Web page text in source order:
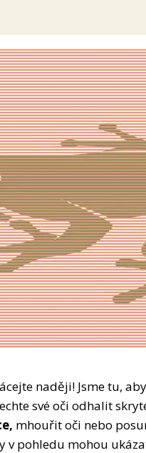
naději! Jsme tu,
své oči odhalit
mhouřit oči nebo
v pohledu mohou